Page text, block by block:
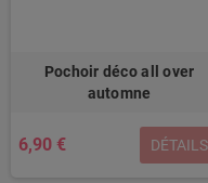
Pochoir déco all over
automne
6,90 € DÉTAILS